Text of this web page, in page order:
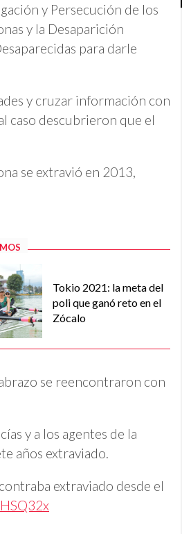
y Persecución de los
y la Desaparición
para darle
y cruzar información con
caso descubrieron que el
se extravió en 2013,
Tokio 2021: la meta del
poli que ganó reto en el
Zócalo
se reencontraron con
y a los agentes de la
años extraviado.
extraviado desde el